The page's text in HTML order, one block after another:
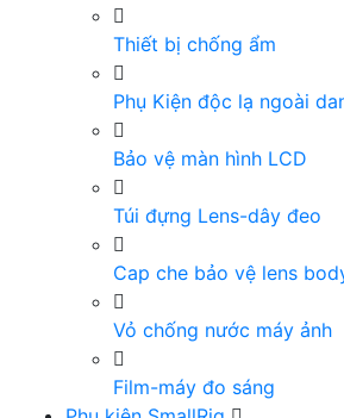
Thiết bị chống ẩm
Phụ Kiện độc lạ ngoài
Bảo vệ màn hình LCD
Túi đựng Lens-dây đeo
Cap che bảo vệ lens
Vỏ chống nước máy ảnh
Film-máy đo sáng